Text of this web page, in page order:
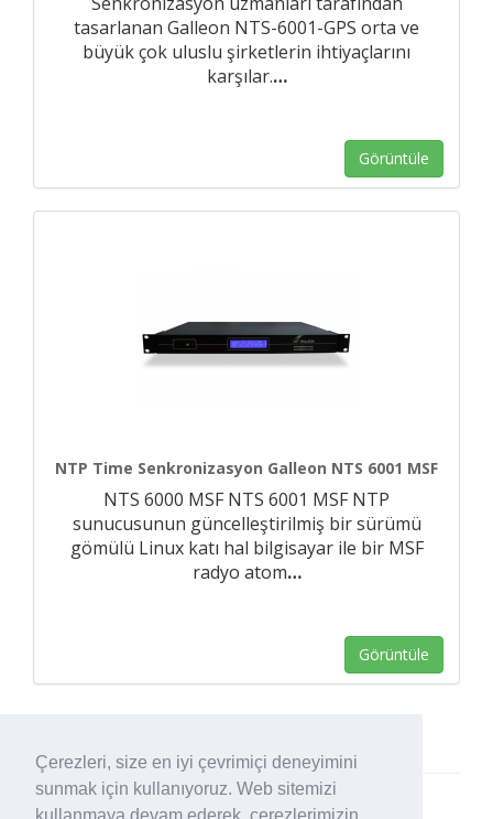
Çerezleri, size en iyi çevrimiçi deneyimini
sunmak için kullanıyoruz. Web sitemizi
tasarlanan Galleon NTS-6001-GPS orta ve
büyük çok uluslu şirketlerin ihtiyaçlarını
karşılar.…
Görüntüle
NTP Time Senkronizasyon Galleon NTS 6001 MSF
NTS 6000 MSF NTS 6001 MSF NTP
sunucusunun güncelleştirilmiş bir sürümü
gömülü Linux katı hal bilgisayar ile bir MSF
radyo atom…
Görüntüle